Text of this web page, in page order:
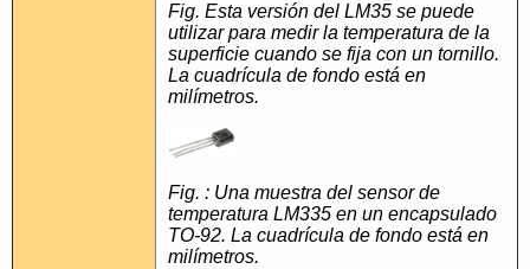
Fig. Esta versión del LM35 se puede
utilizar para medir la temperatura de la
superficie cuando se fija con un tornillo.
La cuadrícula de fondo está en
milímetros.
Fig. : Una muestra del sensor de
temperatura LM335 en un encapsulado
TO-92. La cuadrícula de fondo está en
milímetros.